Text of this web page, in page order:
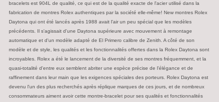
bracelets est 904L de qualité, ce qui est de la qualité exacte de l'acier utilisé dans la
fabrication de montres Rolex authentiques par la société elle-même! New montres Rolex
Daytona qui ont été lancés après 1988 avait l'air un peu spécial que les modèles
précédents. Il s'agissait d'une Daytona supérieure avec mouvement à remontage
automatique et d'un modèle adapté de El Primero calibre de Zenith. A côté de son
modèle et de style, les qualités et les fonctionnalités offertes dans la Rolex Daytona sont
incroyables. Rolex a été le lancement de la diversité de ses montres fréquemment, et la
quasi-totalité d'entre eux semblent abriter une espèce précise de l'élégance et de
raffinement dans leur main que les exigences spéciales des porteurs. Rolex Daytona est
devenu l'un des plus recherchés après réplique marques de ces jours, et de nombreux
consommateurs aiment avoir cette montre-bracelet pour ses qualités et fonctionnalités